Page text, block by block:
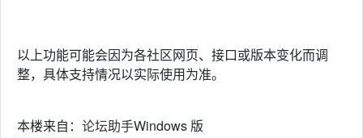
以上功能可能会因为各社区网页、接口或版本变化而调
整，具体支持情况以实际使用为准。
本楼来自： 论坛助手Windows 版